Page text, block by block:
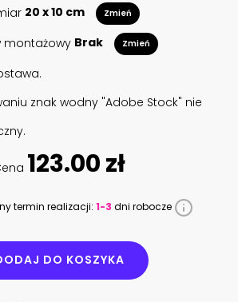
20 x 10 cm Zmień
montażowy Brak Zmień
znak wodny "Adobe Stock" nie
123.00 zł
termin realizacji: 1-3 dni robocze
DO KOSZYKA